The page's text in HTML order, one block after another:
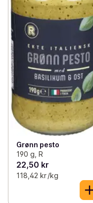
Grønn pesto
190 g, R
22,50 kr
118,42 kr /kg